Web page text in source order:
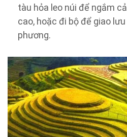
tàu hỏa leo núi để ngắm
cao, hoặc đi bộ để giao
phương.